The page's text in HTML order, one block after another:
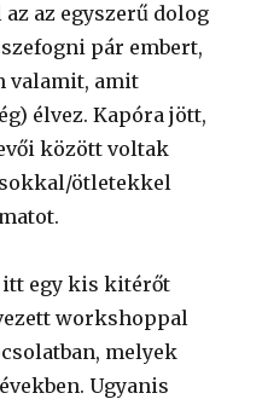
az egyszerű dolog
pár embert,
valamit, amit
élvez. Kapóra jött,
között voltak
ötletekkel
itt egy kis kitérőt
workshoppal
melyek
Ugyanis